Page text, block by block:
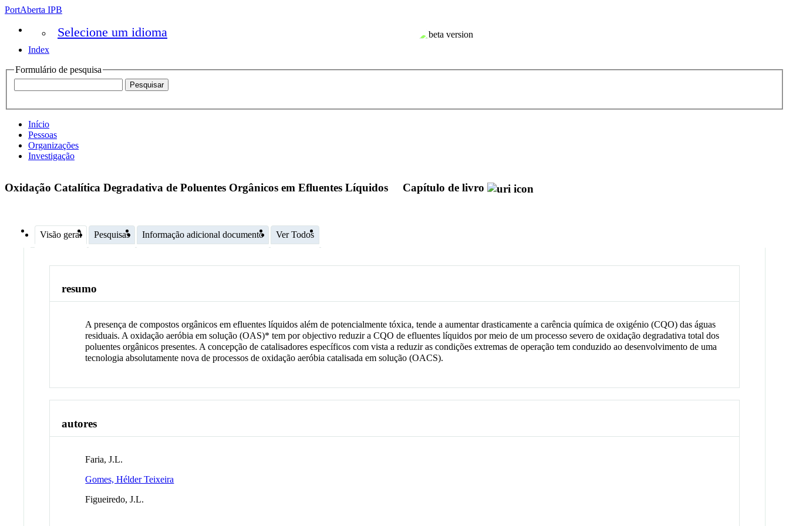
PortAberta IPB
Selecione um idioma
Index
Formulário de pesquisa
Início
Pessoas
Organizações
Investigação
Oxidação Catalítica Degradativa de Poluentes Orgânicos em Efluentes Líquidos Capítulo de livro
Visão geral Pesquisas Informação adicional documento Ver Todos
resumo
A presença de compostos orgânicos em efluentes líquidos além de potencialmente tóxica, tende a aumentar drasticamente a carência química de oxigénio (CQO) das águas
residuais. A oxidação aeróbia em solução (OAS)* tem por objectivo reduzir a CQO de efluentes líquidos por meio de um processo severo de oxidação degradativa total dos
poluentes orgânicos presentes. A concepção de catalisadores específicos com vista a reduzir as condições extremas de operação tem conduzido ao desenvolvimento de uma
tecnologia absolutamente nova de processos de oxidação aeróbia catalisada em solução (OACS).
autores
Faria, J.L.
Gomes, Hélder Teixeira
Figueiredo, J.L.